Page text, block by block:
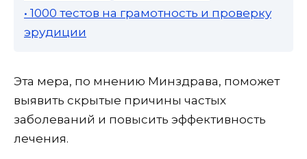
• 1000 тестов на грамотность и проверку
эрудиции
Эта мера, по мнению Минздрава, поможет
выявить скрытые причины частых
заболеваний и повысить эффективность
лечения.